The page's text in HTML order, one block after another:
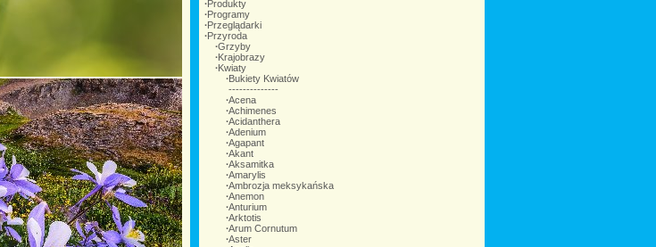
∙Produkty
∙Programy
∙Przeglądarki
∙Przyroda
∙Grzyby
∙Krajobrazy
∙Kwiaty
∙Bukiety Kwiatów
--------------
∙Acena
∙Achimenes
∙Acidanthera
∙Adenium
∙Agapant
∙Akant
∙Aksamitka
∙Amarylis
∙Ambrozja meksykańska
∙Anemon
∙Anturium
∙Arktotis
∙Arum Cornutum
∙Aster